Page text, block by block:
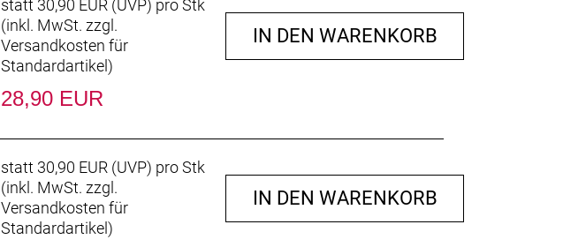
statt 30,90 EUR (UVP) pro Stk
(inkl. MwSt. zzgl.
Versandkosten für
Standardartikel)
28,90 EUR
IN DEN WARENKORB
statt 30,90 EUR (UVP) pro Stk
(inkl. MwSt. zzgl.
Versandkosten für
Standardartikel)
IN DEN WARENKORB